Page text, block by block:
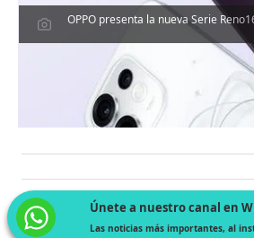
OPPO presenta la nueva Serie
Únete a nuestro canal en
Las noticias más importantes, al